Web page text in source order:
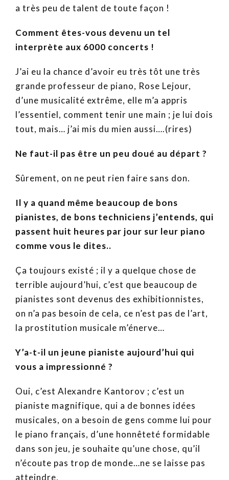
a très peu de talent de toute façon !
Comment êtes-vous devenu un tel
interprète aux 6000 concerts !
J’ai eu la chance d’avoir eu très tôt une très
grande professeur de piano, Rose Lejour,
d’une musicalité extrême, elle m’a appris
l’essentiel, comment tenir une main ; je lui dois
tout, mais… j’ai mis du mien aussi….(rires)
Ne faut-il pas être un peu doué au départ ?
Sûrement, on ne peut rien faire sans don.
Il y a quand même beaucoup de bons
pianistes, de bons techniciens j’entends, qui
passent huit heures par jour sur leur piano
comme vous le dites..
Ça toujours existé ; il y a quelque chose de
terrible aujourd’hui, c’est que beaucoup de
pianistes sont devenus des exhibitionnistes,
on n’a pas besoin de cela, ce n’est pas de l’art,
la prostitution musicale m’énerve…
Y’a-t-il un jeune pianiste aujourd’hui qui
vous a impressionné ?
Oui, c’est Alexandre Kantorov ; c’est un
pianiste magnifique, qui a de bonnes idées
musicales, on a besoin de gens comme lui pour
le piano français, d’une honnêteté formidable
dans son jeu, je souhaite qu’une chose, qu’il
n’écoute pas trop de monde…ne se laisse pas
atteindre,